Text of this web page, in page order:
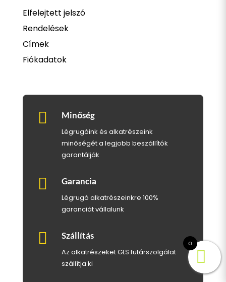
Elfelejtett jelszó
Rendelések
Címek
Fiókadatok
 Minőség
Légrugóink és alkatrészeink
minőségét a legjobb beszállítók
garantálják
 Garancia
Légrugó alkatrészeinkre 100%
garanciát vállalunk
 Szállítás
Az alkatrészeket GLS futárszolgálat
szállítja ki
0